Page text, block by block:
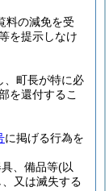
料の減免を受
を提示しなけ
、町長が特に必
を還付するこ
に掲げる行為を
、備品等(以
又は滅失する